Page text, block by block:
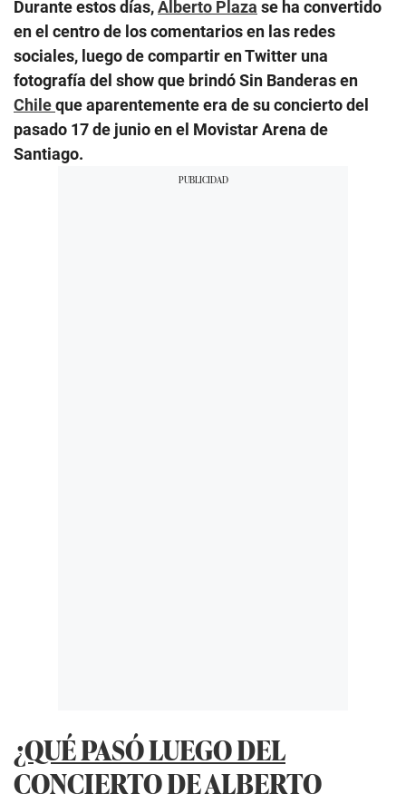
Durante estos días,Alberto Plaza se ha convertido
en el centro de los comentarios en las redes
sociales, luego de compartir en Twitter una
fotografía del show que brindó Sin Banderas en
Chileque aparentemente era de su concierto del
pasado 17 de junio en el Movistar Arena de
Santiago.
¿QUÉ PASÓ LUEGO DEL
CONCIERTO DE ALBERTO